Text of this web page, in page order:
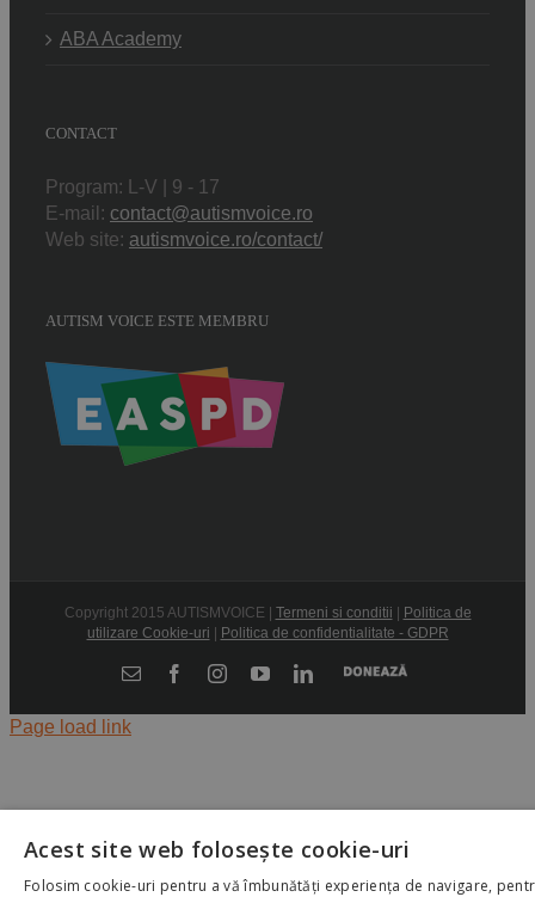
ABA Academy
CONTACT
Program: L-V | 9 - 17
E-mail: contact@autismvoice.ro
Web site: autismvoice.ro/contact/
AUTISM VOICE ESTE MEMBRU
Copyright 2015 AUTISMVOICE | Termeni si conditii
Politica de
utilizare Cookie-uri
Politica de confidentialitate - GDPR
E-
FacebookInstagramYouTubeLinkedIn
Donează
Page load link
Acest site web folosește cookie-uri
Folosim cookie-uri pentru a vă îmbunătăți experiența de navigare,